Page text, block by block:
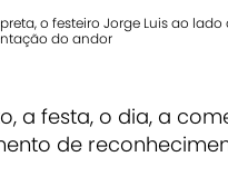
o festeiro Jorge Luis ao lado
do andor
a festa, o dia, a
de